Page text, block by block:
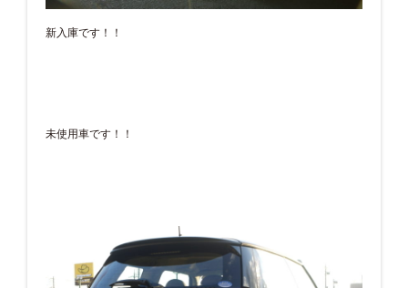
新入庫です！！
未使用車です！！